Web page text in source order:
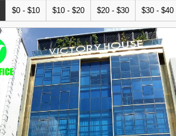
$0 - $10 $10 - $20 $20 - $30 $30 - $40